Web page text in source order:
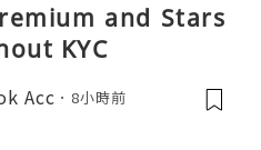
and Stars
KYC
Acc 8小時前